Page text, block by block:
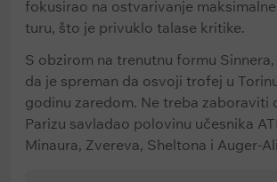
fokusirao na ostvarivanje
turu, što je privuklo talase kritike.
S obzirom na trenutnu formu Sinnera,
da je spreman da osvoji trofej u
godinu zaredom. Ne treba zaboraviti
Parizu savladao polovinu učesnika
Minaura, Zvereva, Sheltona i Auger-